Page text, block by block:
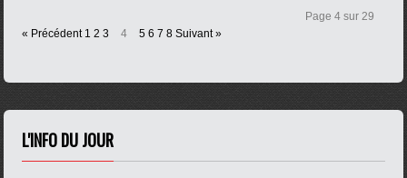
« Précédent 1 2 3 4 5 6 7 8 Suivant »
Page 4 sur 29
L'INFO DU JOUR